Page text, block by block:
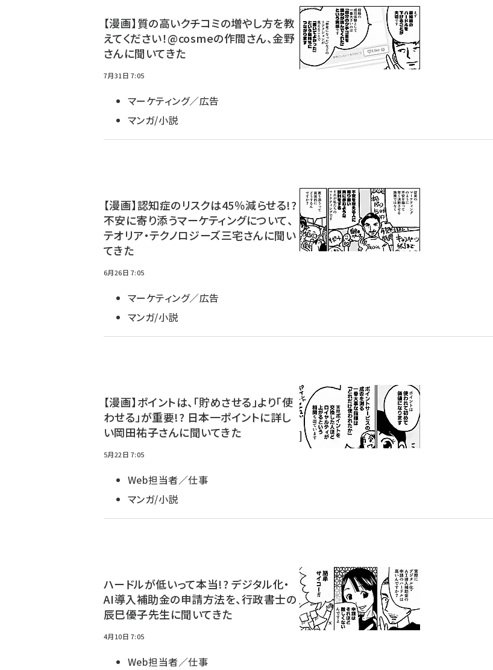
【漫画】質の高いクチコミの増やし方を教
えてください！@cosmeの作間さん、金野
さんに聞いてきた
7月31日 7:05
マーケティング／広告
マンガ/小説
【漫画】認知症のリスクは45％減らせる!?
不安に寄り添うマーケティングについて、
テオリア・テクノロジーズ三宅さんに聞い
てきた
6月26日 7:05
マーケティング／広告
マンガ/小説
【漫画】ポイントは、「貯めさせる」より「使
わせる」が重要!? 日本一ポイントに詳し
い岡田祐子さんに聞いてきた
5月22日 7:05
Web担当者／仕事
マンガ/小説
ハードルが低いって本当!? デジタル化・
AI導入補助金の申請方法を、行政書士の
辰巳優子先生に聞いてきた
4月10日 7:05
Web担当者／仕事